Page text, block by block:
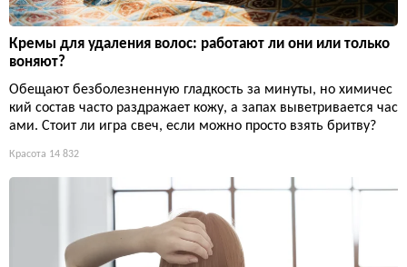
Кремы для удаления волос: работают ли они или только
воняют?
Обещают безболезненную гладкость за минуты, но химичес
кий состав часто раздражает кожу, а запах выветривается час
ами. Стоит ли игра свеч, если можно просто взять бритву?
Красота 14 832